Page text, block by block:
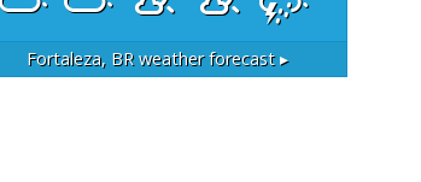
Fortaleza, BRweather forecast ▸